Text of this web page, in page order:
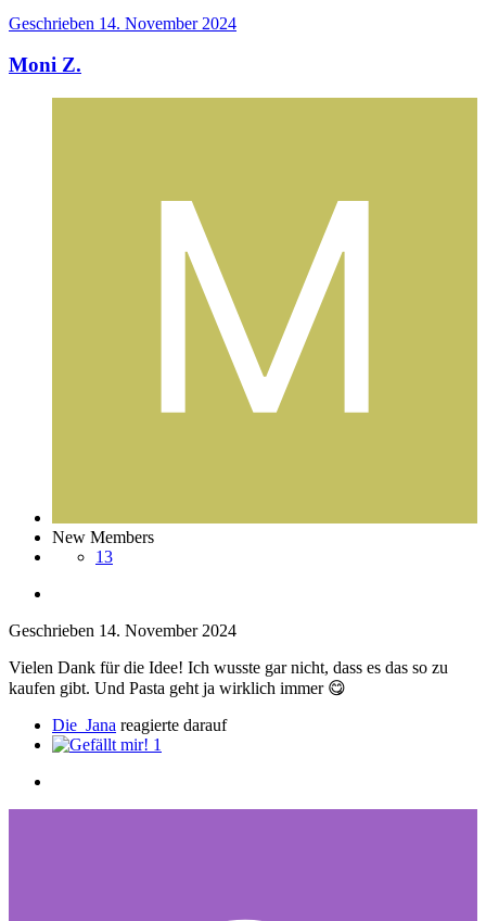
Geschrieben 14. November 2024
Moni Z.
New Members
13
Geschrieben 14. November 2024
Vielen Dank für die Idee! Ich wusste gar nicht, dass es das so zu
kaufen gibt. Und Pasta geht ja wirklich immer 😋
Die_Jana reagierte darauf
1